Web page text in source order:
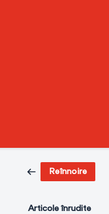
Reînnoire
Articole înrudite